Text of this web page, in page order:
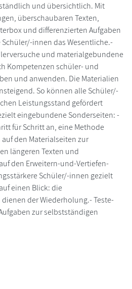
und übersichtlich. Mit
überschaubaren Texten,
und differenzierten Aufgaben
innen das Wesentliche.-
und materialgebundene
Kompetenzen schüler- und
und anwenden. Die Materialien
So können alle Schüler/-
Leistungsstand gefördert
eingebundene Sonderseiten: -
für Schritt an, eine Methode
den Materialseiten zur
längeren Texten und
den Erweitern-und-Vertiefen-
Schüler/-innen gezielt
einen Blick: die
der Wiederholung.- Teste-
zur selbstständigen